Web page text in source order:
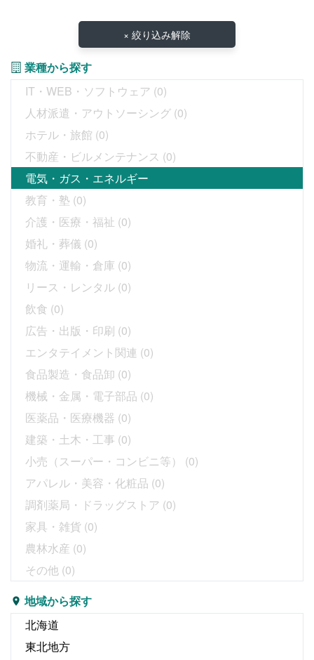
× 絞り込み解除
業種から探す
IT・WEB・ソフトウェア (0)
人材派遣・アウトソーシング (0)
ホテル・旅館 (0)
不動産・ビルメンテナンス (0)
電気・ガス・エネルギー
教育・塾 (0)
介護・医療・福祉 (0)
婚礼・葬儀 (0)
物流・運輸・倉庫 (0)
リース・レンタル (0)
飲食 (0)
広告・出版・印刷 (0)
エンタテイメント関連 (0)
食品製造・食品卸 (0)
機械・金属・電子部品 (0)
医薬品・医療機器 (0)
建築・土木・工事 (0)
小売（スーパー・コンビニ等）
(0)
アパレル・美容・化粧品 (0)
調剤薬局・ドラッグストア (0)
家具・雑貨 (0)
農林水産 (0)
その他 (0)
地域から探す
北海道
東北地方